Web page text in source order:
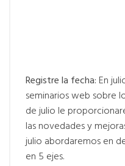
Registre la fecha: En
seminarios web sobre
de julio le
las novedades y
julio abordaremos en
en 5 ejes.